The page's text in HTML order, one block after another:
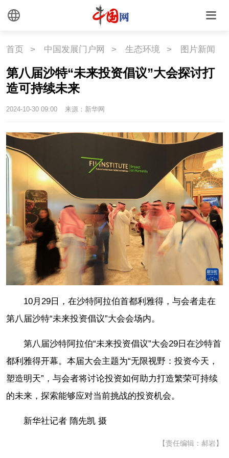
国情
国情 助残 一带一路
海洋
联盟 心理 老年
首页 > 中国发展门户网 > 生态环境 > 图片新闻
第八届沙特“未来投资倡议”大会探讨打
造可持续未来
2024-10-30 09:00 来源：新华网
10月29日，在沙特阿拉伯首都利雅得，与会者走在
第八届沙特“未来投资倡议”大会会场内。
第八届沙特阿拉伯“未来投资倡议”大会29日在沙特首
都利雅得开幕。本届大会主题为“无限视野：投资今天，
塑造明天”，与会者将讨论投资如何助力打造繁荣可持续
的未来，探索能够应对当前挑战的投资机会。
新华社记者 隋先凯 摄
【责任编辑：郝岩】